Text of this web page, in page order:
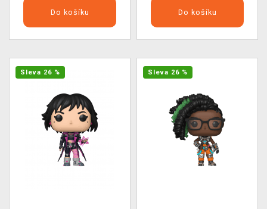
Do košíku Do košíku
Sleva 26 % Sleva 26 %